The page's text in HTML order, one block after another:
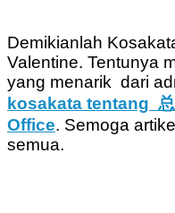
Demikianlah
Valentine. Tentunya
yang menarik dari
kosakata tentang
Office. Semoga
semua.